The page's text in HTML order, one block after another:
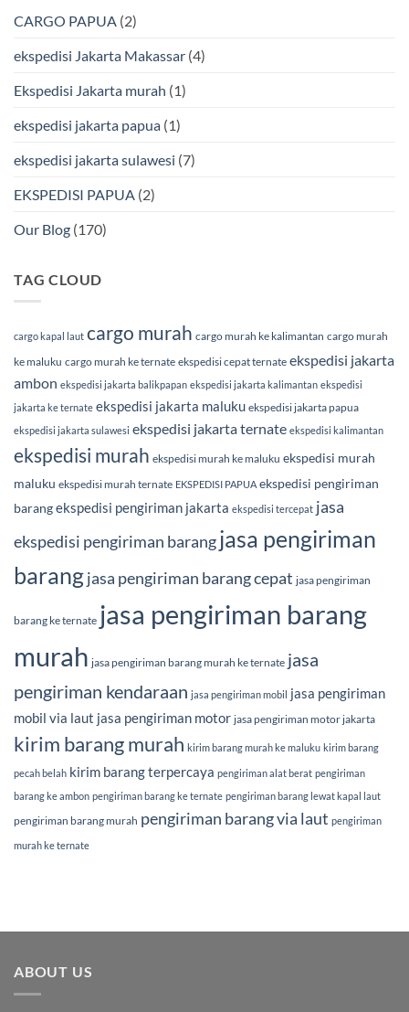
&
Laut
BMP
CARGO PAPUA (2)
ekspedisi Jakarta Makassar (4)
Ekspedisi Jakarta murah (1)
ekspedisi jakarta papua (1)
ekspedisi jakarta sulawesi (7)
EKSPEDISI PAPUA (2)
Our Blog (170)
TAG CLOUD
cargo kapal laut cargo murah cargo murah ke kalimantan cargo murah
ke maluku cargo murah ke ternate ekspedisi cepat ternate ekspedisi jakarta
ambon ekspedisi jakarta balikpapan ekspedisi jakarta kalimantan ekspedisi
jakarta ke ternate ekspedisi jakarta maluku ekspedisi jakarta papua
ekspedisi jakarta sulawesi ekspedisi jakarta ternate ekspedisi kalimantan
ekspedisi murah ekspedisi murah ke maluku ekspedisi murah
maluku ekspedisi murah ternate EKSPEDISI PAPUA ekspedisi pengiriman
barangekspedisi pengiriman jakarta ekspedisi tercepat jasa
ekspedisi pengiriman barangjasa pengiriman
barangjasa pengiriman barang cepat jasa pengiriman
barang ke ternate jasa pengiriman barang
murah jasa pengiriman barang murah ke ternate jasa
pengiriman kendaraan jasa pengiriman mobil
jasa pengiriman
mobil via laut jasa pengiriman motor jasa pengiriman motor jakarta
kirim barang murah kirim barang murah ke maluku kirim barang
pecah belah kirim barang terpercaya pengiriman alat berat pengiriman
barang ke ambon pengiriman barang ke ternate pengiriman barang lewat kapal laut
pengiriman barang murah pengiriman barang via laut pengiriman
murah ke ternate
ABOUT US